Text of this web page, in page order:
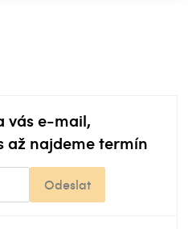
vás e-mail,
až najdeme termín
Odeslat